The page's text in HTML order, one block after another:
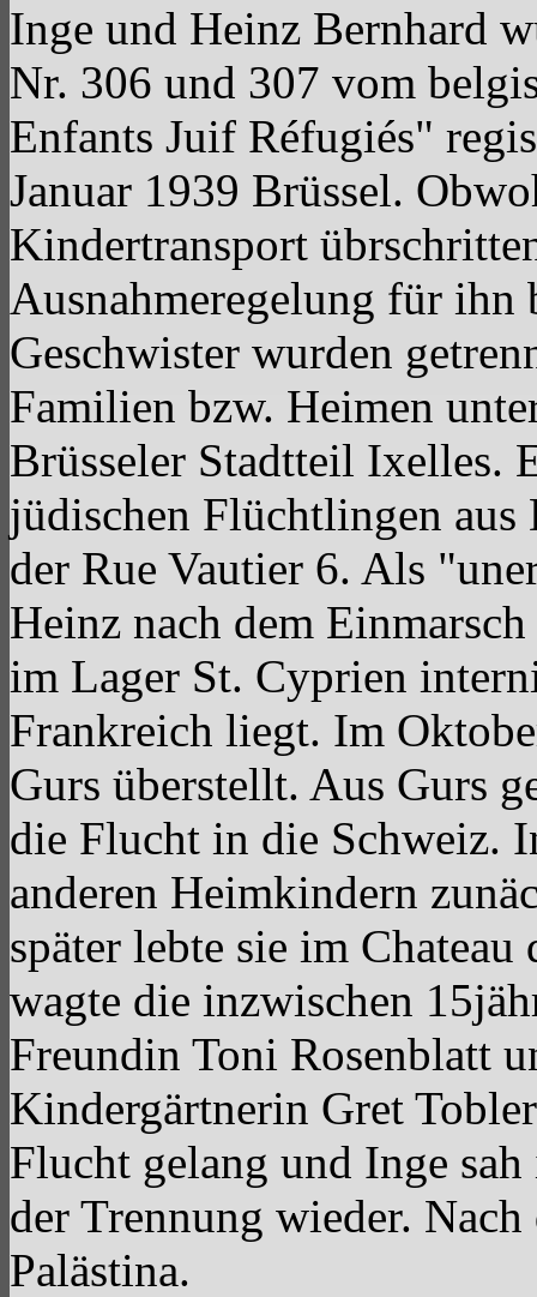
Inge und Heinz Bernhard
Nr. 306 und 307 vom
Enfants Juif Réfugiés"
Januar 1939 Brüssel.
Kindertransport
Ausnahmeregelung für
Geschwister wurden
Familien bzw. Heimen
Brüsseler Stadtteil Ixelles.
jüdischen Flüchtlingen aus
der Rue Vautier 6. Als
Heinz nach dem
im Lager St. Cyprien
Frankreich liegt. Im
Gurs überstellt. Aus Gurs
die Flucht in die Schweiz.
anderen Heimkindern
später lebte sie im
wagte die inzwischen
Freundin Toni Rosenblatt
Kindergärtnerin Gret
Flucht gelang und Inge
der Trennung wieder.
Palästina.